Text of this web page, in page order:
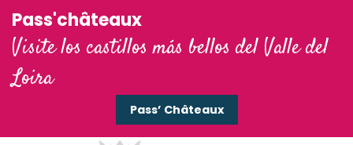
Pass'châteaux
Visite los castillos más bellos del Valle del
Loira
Pass’ Châteaux